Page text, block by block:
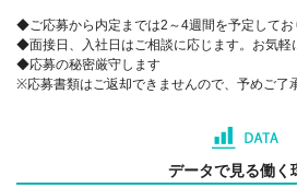
◆ご応募から内定までは2～4週間を予定してお
◆面接日、入社日はご相談に応じます。お気軽
◆応募の秘密厳守します
※応募書類はご返却できませんので、予めご了
データで見る働く